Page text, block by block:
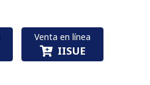
Venta en línea
IISUE